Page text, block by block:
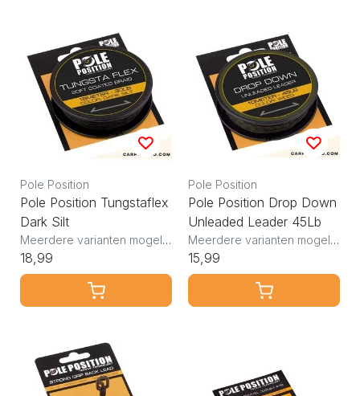
Pole Position
Pole Position Tungstaflex
Dark Silt
Meerdere varianten mogelijk
18,99
Pole Position
Pole Position Drop Down
Unleaded Leader 45Lb
Meerdere varianten mogelijk
15,99